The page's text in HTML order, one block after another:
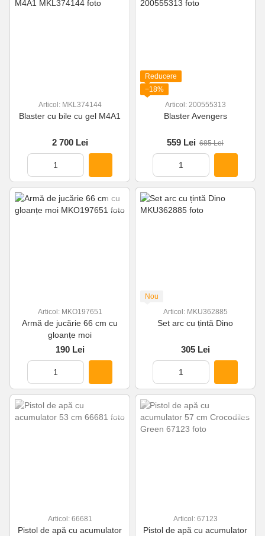
Articol: MKL374144
Blaster cu bile cu gel M4A1
2 700 Lei
Reducere
−18%
Articol: 200555313
Blaster Avengers
559 Lei 685 Lei
Articol: MKO197651
Armă de jucărie 66 cm cu
gloanțe moi
190 Lei
Nou
Articol: MKU362885
Set arc cu țintă Dino
305 Lei
Articol: 66681
Pistol de apă cu acumulator
Articol: 67123
Pistol de apă cu acumulator